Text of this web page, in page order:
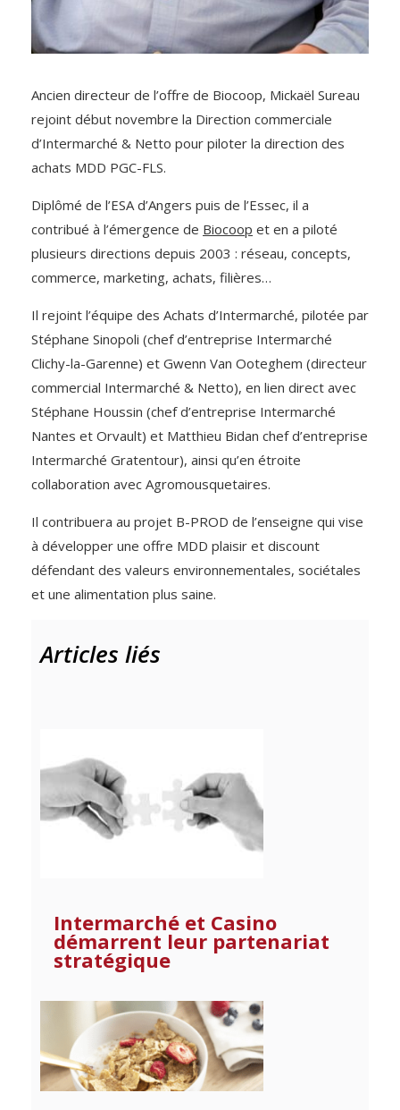
Ancien directeur de l’offre de Biocoop, Mickaël Sureau
rejoint début novembre la Direction commerciale
d’Intermarché & Netto pour piloter la direction des
achats MDD PGC-FLS.
Diplômé de l’ESA d’Angers puis de l’Essec, il a
contribué à l’émergence de Biocoop et en a piloté
plusieurs directions depuis 2003 : réseau, concepts,
commerce, marketing, achats, filières…
Il rejoint l’équipe des Achats d’Intermarché, pilotée par
Stéphane Sinopoli (chef d’entreprise Intermarché
Clichy-la-Garenne) et Gwenn Van Ooteghem (directeur
commercial Intermarché & Netto), en lien direct avec
Stéphane Houssin (chef d’entreprise Intermarché
Nantes et Orvault) et Matthieu Bidan chef d’entreprise
Intermarché Gratentour), ainsi qu’en étroite
collaboration avec Agromousquetaires.
Il contribuera au projet B-PROD de l’enseigne qui vise
à développer une offre MDD plaisir et discount
défendant des valeurs environnementales, sociétales
et une alimentation plus saine.
Articles liés
Intermarché et Casino
démarrent leur partenariat
stratégique